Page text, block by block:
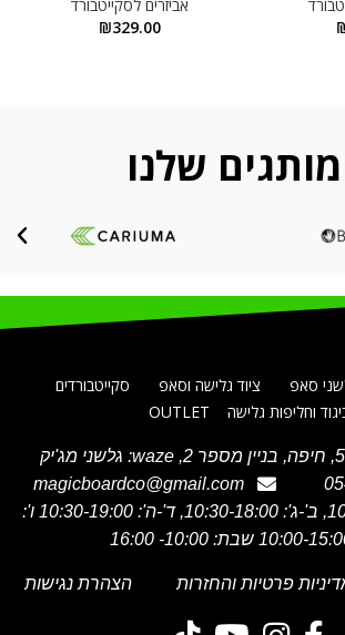
אביזרים לסקייטבורד
₪329.00
שלנו
סאפ ציוד גלישה וסאפ
סקייטבורדים
וחליפות גלישה
OUTLET
magicboardco@gmail.com
א' 10:30-19:00, ב'-ג': 10:30-18:00, ד'-ה': 10:30-19:00 ו':
15:00 שבת: 10:00- 16:00
פרטיות והחזרות הצהרת נגישות